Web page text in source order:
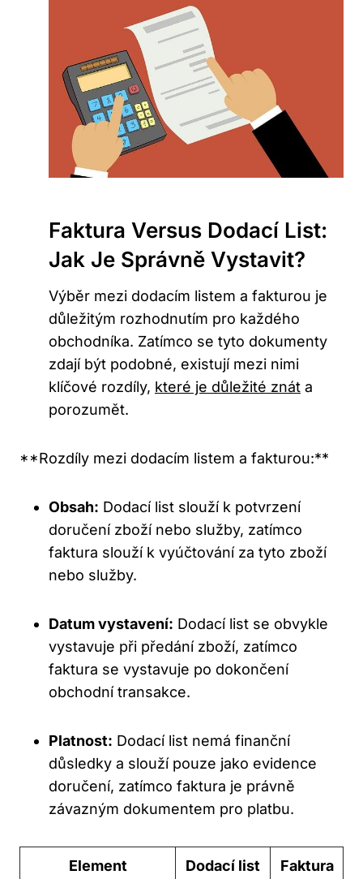
Faktura Versus Dodací List:
Jak Je Správně Vystavit?
Výběr mezi dodacím listem a fakturou je
důležitým rozhodnutím pro každého
obchodníka. Zatímco se tyto dokumenty
zdají být podobné, existují mezi nimi
klíčové rozdíly, které je důležité znát a
porozumět.
**Rozdíly mezi dodacím listem a fakturou:**
Obsah: Dodací list slouží k potvrzení
doručení zboží nebo služby, zatímco
faktura slouží k vyúčtování za tyto zboží
nebo služby.
Datum vystavení: Dodací list se obvykle
vystavuje při předání zboží, zatímco
faktura se vystavuje po dokončení
obchodní transakce.
Platnost: Dodací list nemá finanční
důsledky a slouží pouze jako evidence
doručení, zatímco faktura je právně
závazným dokumentem pro platbu.
Element Dodací list Faktura